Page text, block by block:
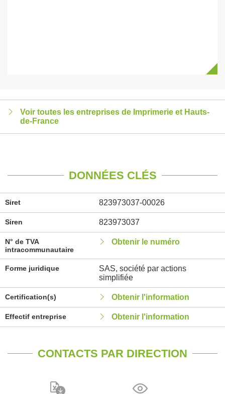
Voir toutes les entreprises de Imprimerie et Hauts-
de-France
DONNÉES CLÉS
Siret 823973037-00026
Siren 823973037
N° de TVA
intracommunautaire
Obtenir le numéro
Forme juridique
SAS, société par actions
simplifiée
Certification(s) Obtenir l'information
Effectif entreprise Obtenir l'information
CONTACTS PAR DIRECTION